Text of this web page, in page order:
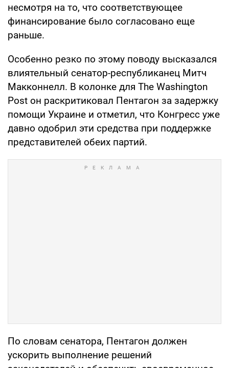
несмотря на то, что соответствующее
финансирование было согласовано еще
раньше.
Особенно резко по этому поводу высказался
влиятельный сенатор-республиканец Митч
Макконнелл. В колонке для The Washington
Post он раскритиковал Пентагон за задержку
помощи Украине и отметил, что Конгресс уже
давно одобрил эти средства при поддержке
представителей обеих партий.
По словам сенатора, Пентагон должен
ускорить выполнение решений